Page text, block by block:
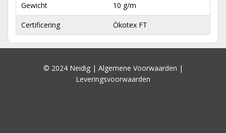
Gewicht 10 g/m
Certificering Ökotex FT
© 2024 Neidig | Algemene Voorwaarden |
Leveringsvoorwaarden